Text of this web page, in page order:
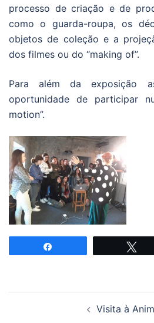
processo de criação e de
como o guarda-roupa, os
objetos de coleção e a
dos filmes ou do “making of”.
Para além da exposição
oportunidade de participar
motion”.
Visita à